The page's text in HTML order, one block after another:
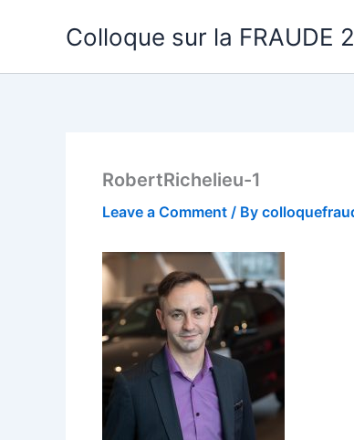
Colloque sur la FRAUDE
RobertRichelieu-1
Leave a Comment / By